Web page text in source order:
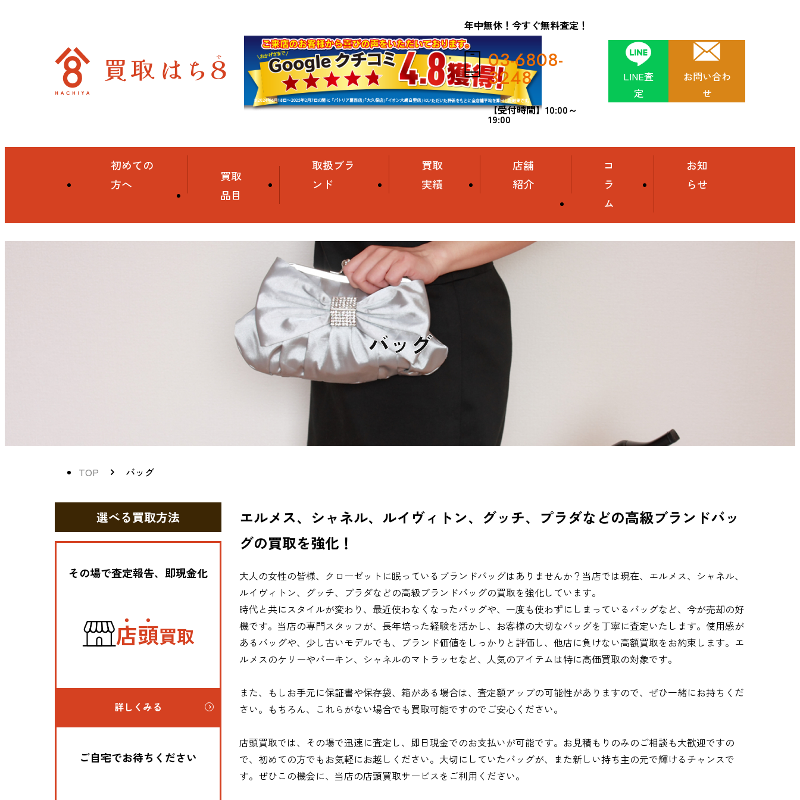
年中無休！今すぐ無料査定！
03-6808-
3248
【受付時間】10:00～
19:00
LINE査
定
お問い合わ
せ
初めての
方へ
買取
品目
取扱ブラ
ンド
買取
実績
店舗
紹介
コ
ラ
ム
お知
らせ
バッグ
TOP バッグ
選べる買取方法
その場で査定報告、即現金化
店頭買取
詳しくみる
ご自宅でお待ちください
エルメス、シャネル、ルイヴィトン、グッチ、プラダなどの高級ブランドバッ
グの買取を強化！
大人の女性の皆様、クローゼットに眠っているブランドバッグはありませんか？当店では現在、エルメス、シャネル、
ルイヴィトン、グッチ、プラダなどの高級ブランドバッグの買取を強化しています。
時代と共にスタイルが変わり、最近使わなくなったバッグや、一度も使わずにしまっているバッグなど、今が売却の好
機です。当店の専門スタッフが、長年培った経験を活かし、お客様の大切なバッグを丁寧に査定いたします。使用感が
あるバッグや、少し古いモデルでも、ブランド価値をしっかりと評価し、他店に負けない高額買取をお約束します。エ
ルメスのケリーやバーキン、シャネルのマトラッセなど、人気のアイテムは特に高価買取の対象です。
また、もしお手元に保証書や保存袋、箱がある場合は、査定額アップの可能性がありますので、ぜひ一緒にお持ちくだ
さい。もちろん、これらがない場合でも買取可能ですのでご安心ください。
店頭買取では、その場で迅速に査定し、即日現金でのお支払いが可能です。お見積もりのみのご相談も大歓迎ですの
で、初めての方でもお気軽にお越しください。大切にしていたバッグが、また新しい持ち主の元で輝けるチャンスで
す。ぜひこの機会に、当店の店頭買取サービスをご利用ください。